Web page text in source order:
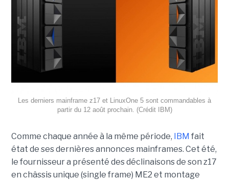
Les derniers mainframe z17 et LinuxOne 5 sont commandables à
partir du 12 août prochain. (Crédit IBM)
Comme chaque année à la même période, IBM fait
état de ses dernières annonces mainframes. Cet été,
le fournisseur a présenté des déclinaisons de son z17
en châssis unique (single frame) ME2 et montage